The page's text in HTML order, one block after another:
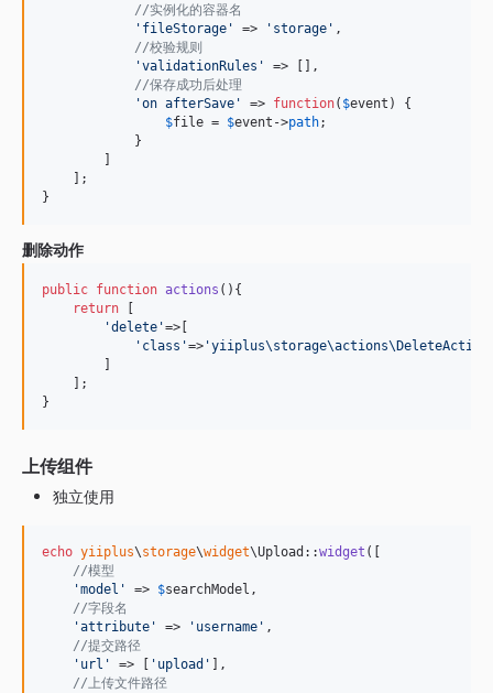
//实例化的容器名
' fileStorage ' => ' storage ' ,
//校验规则
'validationRules '
=> [],
//保存成功后处理
'on afterSave ' => function( $event ) {
$file = $event ->path;
            }
    ];
}
删除动作
public function actions (){
return
'delete '=>[
' class '=> 'yiiplus\storage\actions\DeleteAction
    ];
}
上传组件
独立使用
echo yiiplus\storage\widget\Upload::widget ([
//模型
'model ' => $searchModel ,
//字段名
'attribute ' => ' username ' ,
//提交路径
' url ' => [ ' upload '
],
//上传文件路径